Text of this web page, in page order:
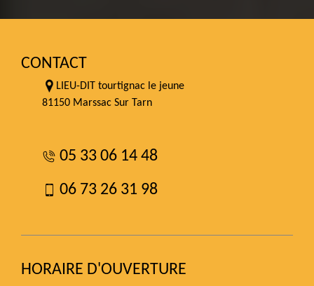
CONTACT
LIEU-DIT tourtignac le jeune
81150 Marssac Sur Tarn
05 33 06 14 48
06 73 26 31 98
HORAIRE D'OUVERTURE